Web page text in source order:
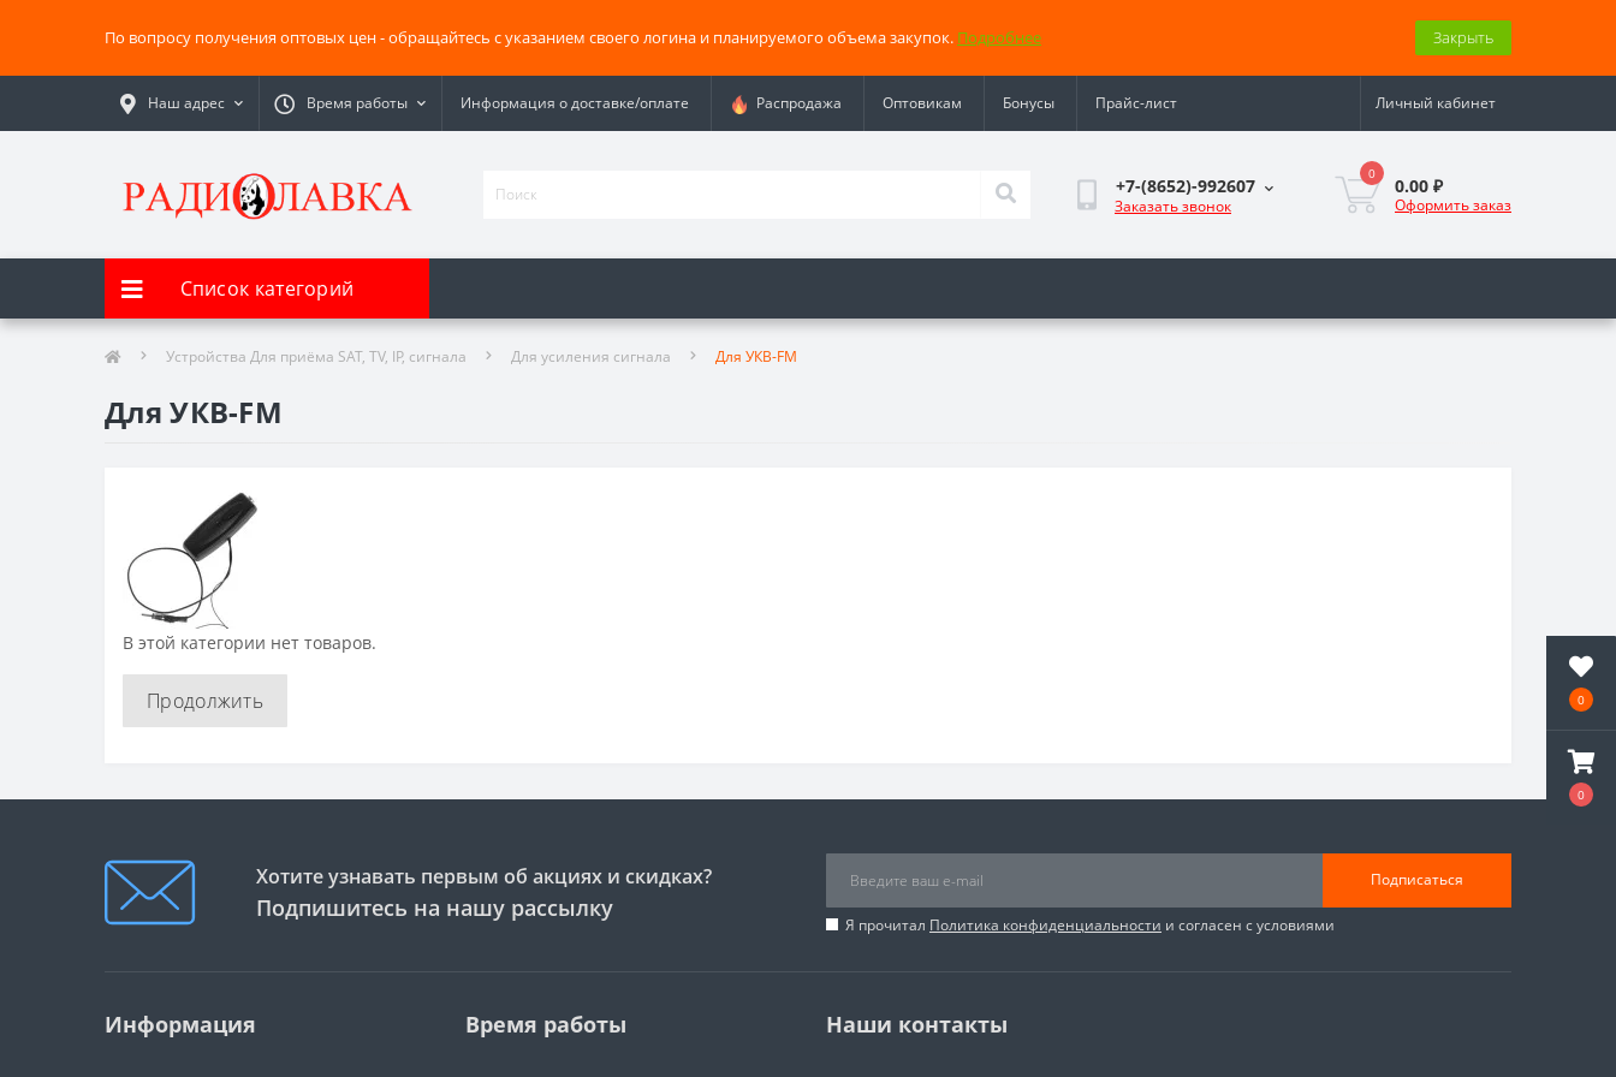
0
0
По вопросу получения оптовых цен - обращайтесь с указанием своего логина и планируемого объема закупок. Подробнее Закрыть
Наш адрес Время работы Информация о доставке/оплате Распродажа Оптовикам Бонусы Прайс-лист Личный кабинет
+7-(8652)-992607
Заказать звонок
0
0.00 ₽
Оформить заказ
Список категорий
Устройства Для приёма SAT, TV, IP, сигнала Для усиления сигнала Для УКВ-FM
Для УКВ-FM
В этой категории нет товаров.
Продолжить
Хотите узнавать первым об акциях и скидках?
Подпишитесь на нашу рассылку
Подписаться
Я прочитал Политика конфиденциальности и согласен с условиями
Информация Время работы Наши контакты